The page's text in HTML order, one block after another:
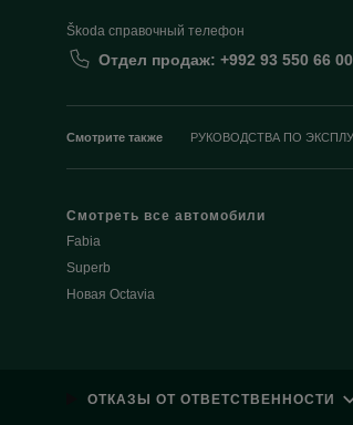
Škoda cправочный телефон
Отдел продаж: +992 93 550 66
Смотрите также РУКОВОДСТВА ПО
Смотреть все автомобили
Fabia
Superb
Новая Octavia
ОТКАЗЫ ОТ ОТВЕТСТВЕННОСТИ